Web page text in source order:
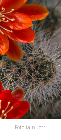
Fotolia nuotr.